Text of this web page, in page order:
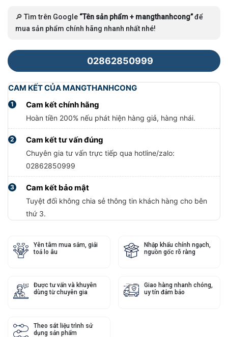
🔎 Tìm trên Google “Tên sản phẩm + mangthanhcong”để
mua sản phẩm chính hãng nhanh nhất nhé!
02862850999
CAM KẾT CỦA MANGTHANHCONG
1 Cam kết chính hãng
Hoàn tiền 200% nếu phát hiện hàng giả, hàng nhái.
2 Cam kết tư vấn đúng
Chuyên gia tư vấn trực tiếp qua hotline/zalo:
02862850999
3 Cam kết bảo mật
Tuyệt đối không chia sẻ thông tin khách hàng cho bên
thứ 3.
Yên tâm mua sắm, giải
toả lo âu
Nhập khẩu chính ngạch,
nguồn gốc rõ ràng
Được tư vấn và khuyên
dùng từ chuyên gia
Giao hàng nhanh chóng,
uy tín đảm bảo
Theo sát liệu trình sử
dụng sản phẩm